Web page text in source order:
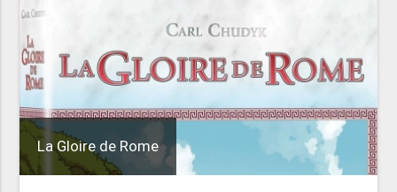
La Gloire de Rome